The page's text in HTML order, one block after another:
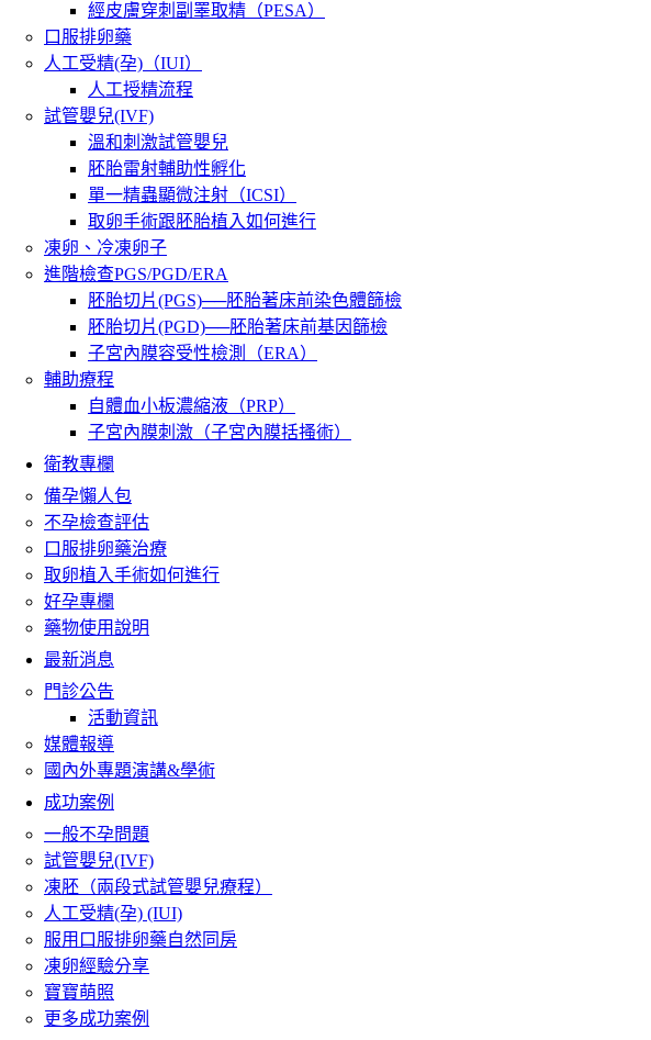
經皮膚穿刺副睪取精（PESA）
口服排卵藥
人工受精(孕)（IUI）
人工授精流程
試管嬰兒(IVF)
溫和刺激試管嬰兒
胚胎雷射輔助性孵化
單一精蟲顯微注射（ICSI）
取卵手術跟胚胎植入如何進行
凍卵、冷凍卵子
進階檢查PGS/PGD/ERA
胚胎切片(PGS)──胚胎著床前染色體篩檢
胚胎切片(PGD)──胚胎著床前基因篩檢
子宮內膜容受性檢測（ERA）
輔助療程
自體血小板濃縮液（PRP）
子宮內膜刺激（子宮內膜括搔術）
衛教專欄
備孕懶人包
不孕檢查評估
口服排卵藥治療
取卵植入手術如何進行
好孕專欄
藥物使用說明
最新消息
門診公告
活動資訊
媒體報導
國內外專題演講&學術
成功案例
一般不孕問題
試管嬰兒(IVF)
凍胚（兩段式試管嬰兒療程）
人工受精(孕) (IUI)
服用口服排卵藥自然同房
凍卵經驗分享
寶寶萌照
更多成功案例